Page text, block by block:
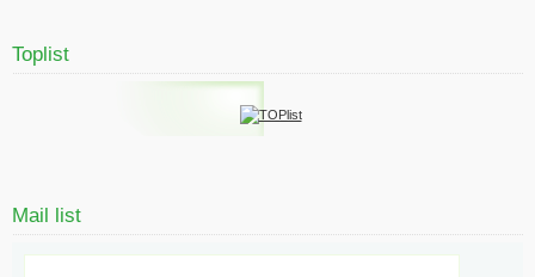
Toplist
Mail list